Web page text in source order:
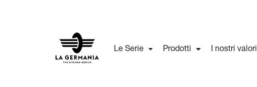
Le Serie Prodotti I nostri valori